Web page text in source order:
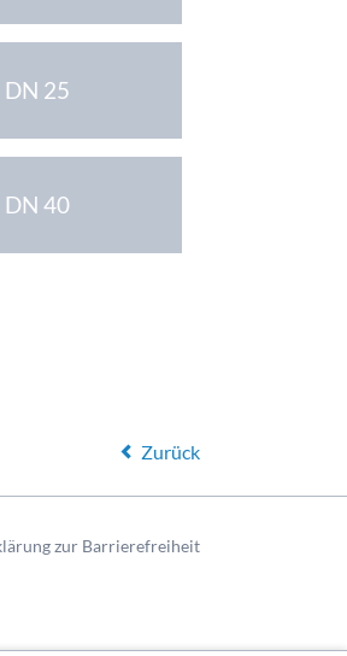
DN 25
DN 40
Zurück
zur Barrierefreiheit